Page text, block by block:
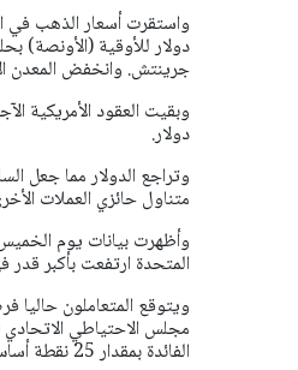
جرينتش. وانخفض المعدن الأصفر 1.8 بالمئة
دولار.
وتراجع الدولار مما جعل
متناول حائزي العملات
وأظهرت بيانات يوم
المتحدة ارتفعت بأكبر
مجلس الاحتياطي الاتحادي
الفائدة بمقدار 25 نقطة أساس في سبتمبر أيلول.